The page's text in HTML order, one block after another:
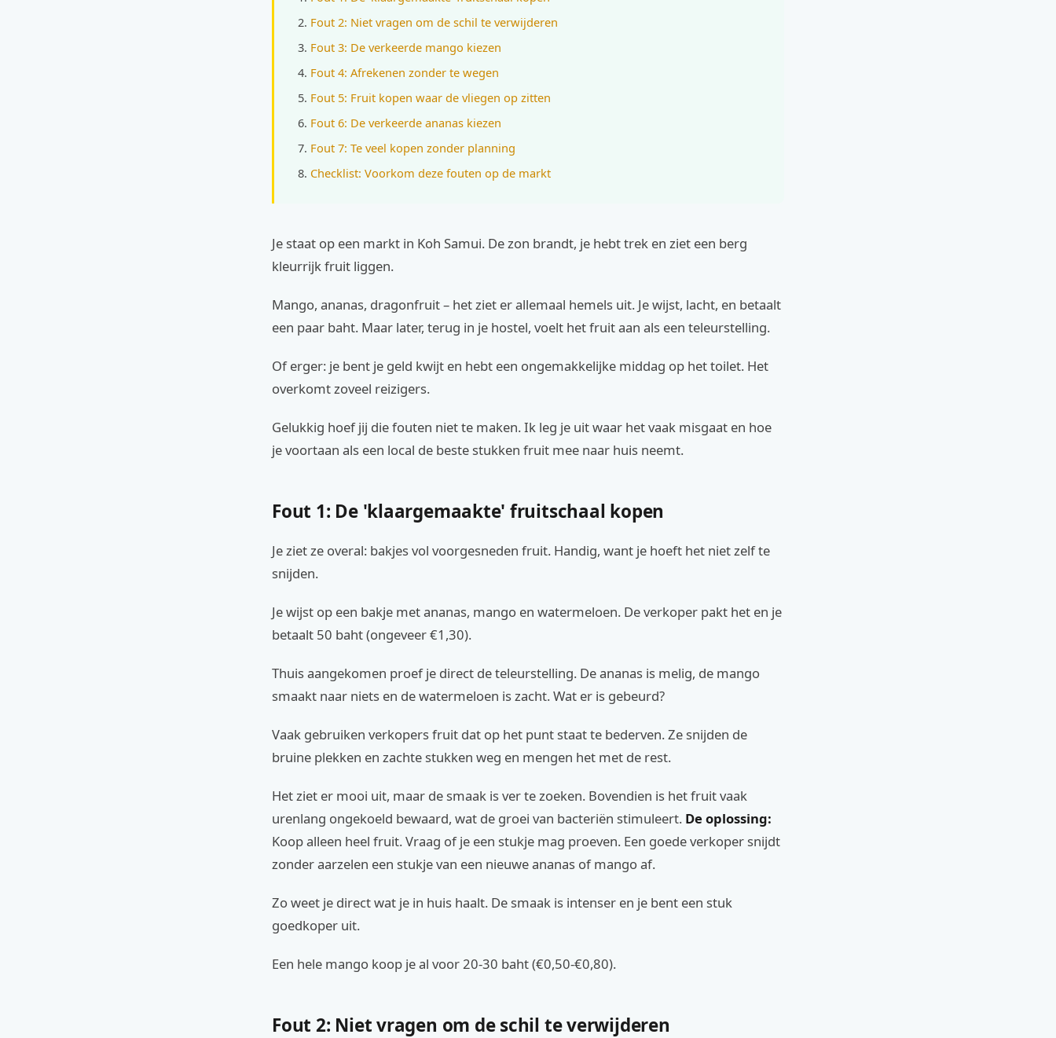
Fout 2: Niet vragen om de schil te verwijderen
Fout 3: De verkeerde mango kiezen
Fout 4: Afrekenen zonder te wegen
Fout 5: Fruit kopen waar de vliegen op zitten
Fout 6: De verkeerde ananas kiezen
Fout 7: Te veel kopen zonder planning
Checklist: Voorkom deze fouten op de markt
Je staat op een markt in Koh Samui. De zon brandt, je hebt trek en ziet een berg
kleurrijk fruit liggen.
Mango, ananas, dragonfruit – het ziet er allemaal hemels uit. Je wijst, lacht, en betaalt
een paar baht. Maar later, terug in je hostel, voelt het fruit aan als een teleurstelling.
Of erger: je bent je geld kwijt en hebt een ongemakkelijke middag op het toilet. Het
overkomt zoveel reizigers.
Gelukkig hoef jij die fouten niet te maken. Ik leg je uit waar het vaak misgaat en hoe
je voortaan als een local de beste stukken fruit mee naar huis neemt.
Fout 1: De 'klaargemaakte' fruitschaal kopen
Je ziet ze overal: bakjes vol voorgesneden fruit. Handig, want je hoeft het niet zelf te
snijden.
Je wijst op een bakje met ananas, mango en watermeloen. De verkoper pakt het en je
betaalt 50 baht (ongeveer €1,30).
Thuis aangekomen proef je direct de teleurstelling. De ananas is melig, de mango
smaakt naar niets en de watermeloen is zacht. Wat er is gebeurd?
Vaak gebruiken verkopers fruit dat op het punt staat te bederven. Ze snijden de
bruine plekken en zachte stukken weg en mengen het met de rest.
Het ziet er mooi uit, maar de smaak is ver te zoeken. Bovendien is het fruit vaak
urenlang ongekoeld bewaard, wat de groei van bacteriën stimuleert. De oplossing:
Koop alleen heel fruit. Vraag of je een stukje mag proeven. Een goede verkoper snijdt
zonder aarzelen een stukje van een nieuwe ananas of mango af.
Zo weet je direct wat je in huis haalt. De smaak is intenser en je bent een stuk
goedkoper uit.
Een hele mango koop je al voor 20-30 baht (€0,50-€0,80).
Fout 2: Niet vragen om de schil te verwijderen